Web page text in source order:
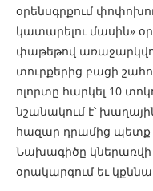
օրենսգրքում
կատարելու մասին»
փաթեթով
տուրքերից բացի
ոլորտը հարկել 10
նշանակում է՝
հազար դրամից պետք
Նախագիծը կներառվի
օրակարգում եւ